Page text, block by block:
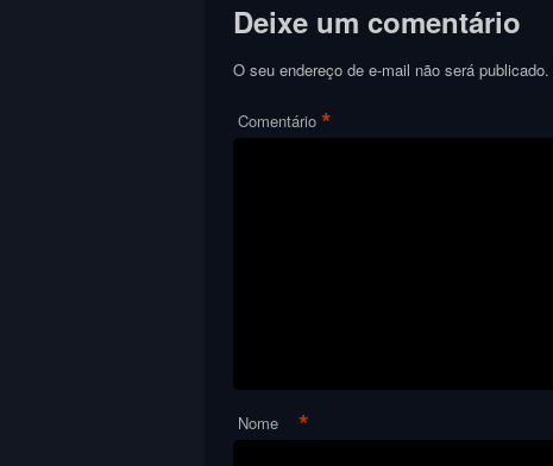
Deixe um comentário
O seu endereço de e-mail não será publicado.
Comentário *
Nome *